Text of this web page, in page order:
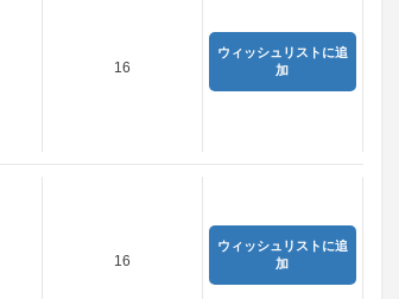
16
ウィッシュリストに追
加
16
ウィッシュリストに追
加